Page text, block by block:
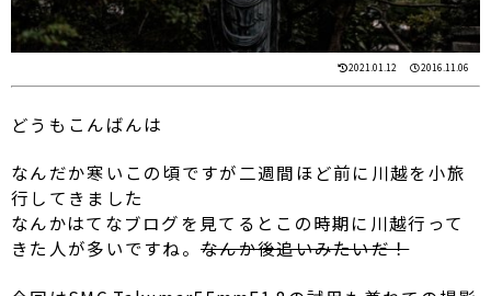
2021.01.12 2016.11.06
どうもこんばんは
なんだか寒いこの頃ですが二週間ほど前に川越を小旅
行してきました
なんかはてなブログを見てるとこの時期に川越行って
きた人が多いですね。 なんか後追いみたいだ！